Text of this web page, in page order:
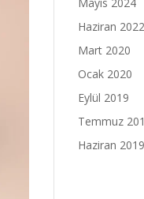
Haziran 2022
Mart 2020
Ocak 2020
Eylül 2019
Temmuz
Haziran 2019